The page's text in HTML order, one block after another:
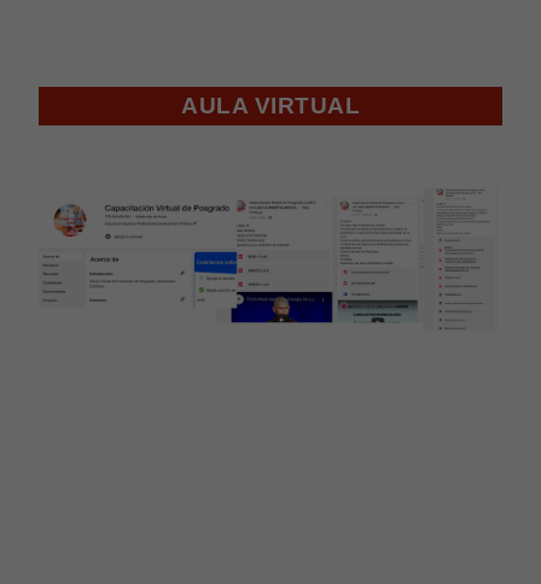
AULA VIRTUAL